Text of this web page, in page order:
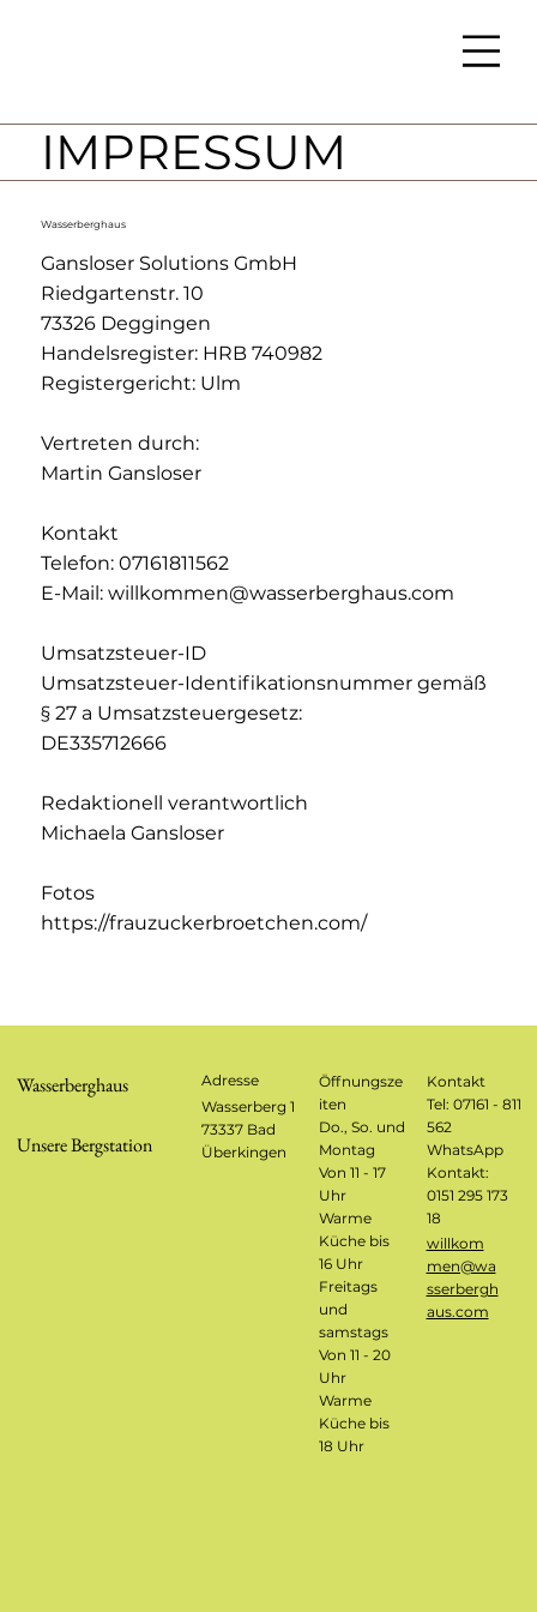
IMPRESSUM
Wasserberghaus
Gansloser Solutions GmbH
Riedgartenstr. 10
73326 Deggingen
Handelsregister: HRB 740982
Registergericht: Ulm
Vertreten durch:
Martin Gansloser
Kontakt
Telefon: 07161811562
E-Mail: willkommen@wasserberghaus.com
Umsatzsteuer-ID
Umsatzsteuer-Identifikationsnummer gemäß
§ 27 a Umsatzsteuergesetz:
DE335712666
Redaktionell verantwortlich
Michaela Gansloser
Fotos
https://frauzuckerbroetchen.com/
Wasserberghaus
Unsere Bergstation
Adresse
Wasserberg 1
73337 Bad
Überkingen
Öffnungsze
iten
Do., So. und
Montag
Von 11 - 17
Uhr
Warme
Küche bis
16 Uhr
Freitags
und
samstags
Von 11 - 20
Uhr
Warme
Küche bis
18 Uhr
Kontakt
Tel: 07161 - 811
562
WhatsApp
Kontakt:
0151 295 173
18
willkom
men@wa
sserbergh
aus.com